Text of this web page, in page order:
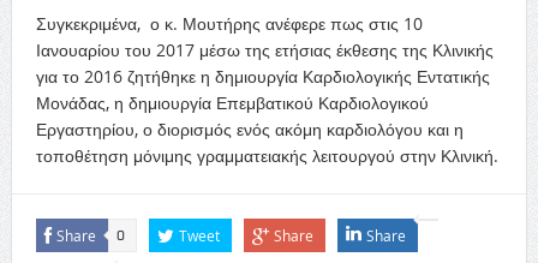
Συγκεκριμένα, ο κ. Μουτήρης ανέφερε πως στις 10
Ιανουαρίου του 2017 μέσω της ετήσιας έκθεσης της Κλινικής
για το 2016 ζητήθηκε η δημιουργία Καρδιολογικής Εντατικής
Μονάδας, η δημιουργία Επεμβατικού Καρδιολογικού
Εργαστηρίου, ο διορισμός ενός ακόμη καρδιολόγου και η
τοποθέτηση μόνιμης γραμματειακής λειτουργού στην Κλινική.
Share 0 Tweet Share Share